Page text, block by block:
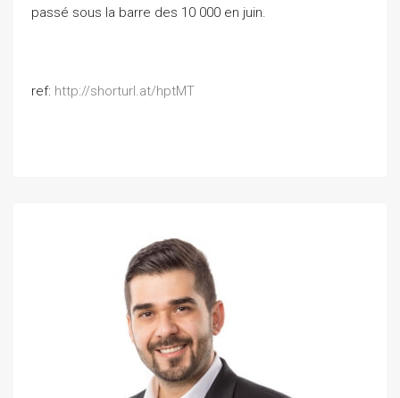
passé sous la barre des 10 000 en juin.
ref: http://shorturl.at/hptMT